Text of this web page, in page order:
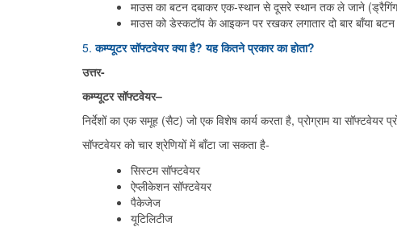
माउस का बटन दबाकर एक-स्थान से दूसरे स्थान तक ले जाने
माउस को डेस्कटॉप के आइकन पर रखकर लगातार दो बार बाँया
5.कम्प्यूटर सॉफ्टवेयर क्या है? यह कितने प्रकार का होता?
उत्तर-
कम्प्यूटर सॉफ्टवेयर–
निर्देशों का एक समूह (सैट) जो एक विशेष कार्य करता है, प्रोग्राम या सॉफ्टवेयर
सॉफ्टवेयर को चार श्रेणियों में बाँटा जा सकता है-
सिस्टम सॉफ्टवेयर
ऐप्लीकेशन सॉफ्टवेयर
पैकेजेज
यूटिलिटीज